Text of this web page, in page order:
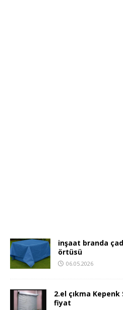
inşaat branda
örtüsü
06.05.2026
2.el çıkma
fiyat